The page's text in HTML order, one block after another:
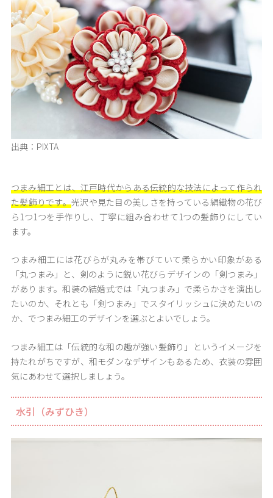
出典：PIXTA
つまみ細工とは、江戸時代からある伝統的な技法によって作られ
た髪飾りです。光沢や見た目の美しさを持っている絹織物の花び
ら1つ1つを手作りし、丁寧に組み合わせて1つの髪飾りにしてい
ます。
つまみ細工には花びらが丸みを帯びていて柔らかい印象がある
「丸つまみ」と、剣のように鋭い花びらデザインの「剣つまみ」
があります。和装の結婚式では「丸つまみ」で柔らかさを演出し
たいのか、それとも「剣つまみ」でスタイリッシュに決めたいの
か、でつまみ細工のデザインを選ぶとよいでしょう。
つまみ細工は「伝統的な和の趣が強い髪飾り」というイメージを
持たれがちですが、和モダンなデザインもあるため、衣装の雰囲
気にあわせて選択しましょう。
水引（みずひき）